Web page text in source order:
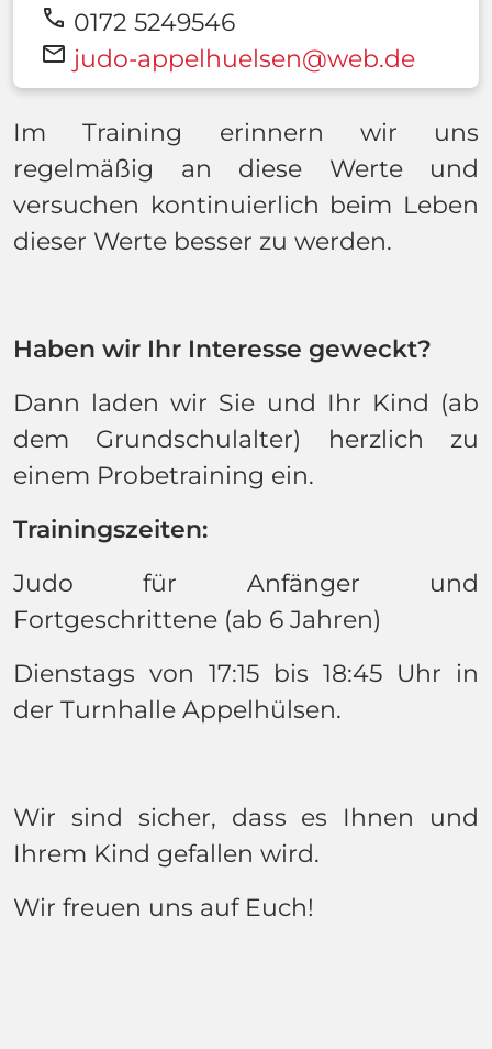
call 0172 5249546
mail judo-appelhuelsen@web.de
Im Training erinnern wir uns
regelmäßig an diese Werte und
versuchen kontinuierlich beim Leben
dieser Werte besser zu werden.
Haben wir Ihr Interesse geweckt?
Dann laden wir Sie und Ihr Kind (ab
dem Grundschulalter) herzlich zu
einem Probetraining ein.
Trainingszeiten:
Judo für Anfänger und
Fortgeschrittene (ab 6 Jahren)
Dienstags von 17:15 bis 18:45 Uhr in
der Turnhalle Appelhülsen.
Wir sind sicher, dass es Ihnen und
Ihrem Kind gefallen wird.
Wir freuen uns auf Euch!